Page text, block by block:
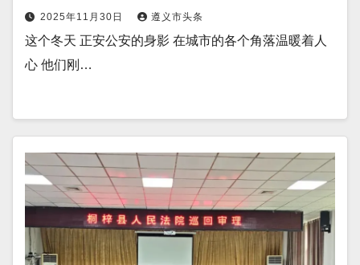
2025年11月30日 遵义市头条
这个冬天 正安公安的身影 在城市的各个角落温暖着人
心 他们刚…